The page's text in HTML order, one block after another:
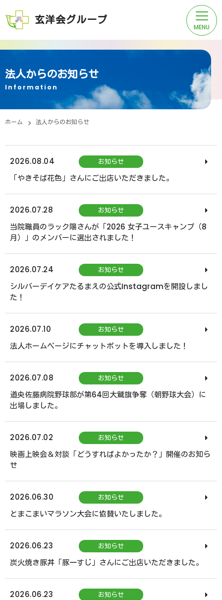
玄洋会グループ
法人沿革
法人グループ施設一覧
サステナビリティ
個人情報保護管理体制
法人からのお知らせ
Information
ホーム 法人からのお知らせ
2026.08.04 お知らせ
「やきそば花色」さんにご出店いただきました。
2026.07.28 お知らせ
当院職員のラック陽さんが「2026 女子ユースキャンプ（8
月）」のメンバーに選出されました！
2026.07.24 お知らせ
シルバーデイケアたるまえの公式Instagramを開設しまし
た！
2026.07.10 お知らせ
法人ホームページにチャットボットを導入しました！
2026.07.08 お知らせ
道央佐藤病院野球部が第64回大鷲旗争奪（朝野球大会）に
出場しました。
2026.07.02 お知らせ
映画上映会＆対談「どうすればよかったか？」開催のお知ら
せ
2026.06.30 お知らせ
とまこまいマラソン大会に協賛いたしました。
2026.06.23 お知らせ
炭火焼き豚丼「豚一すじ」さんにご出店いただきました。
2026.06.23 お知らせ